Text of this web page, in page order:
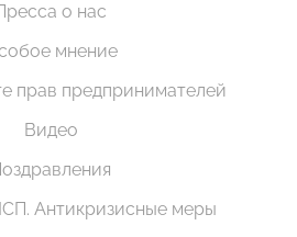
о нас
мнение
прав предпринимателей
Видео
Антикризисные меры